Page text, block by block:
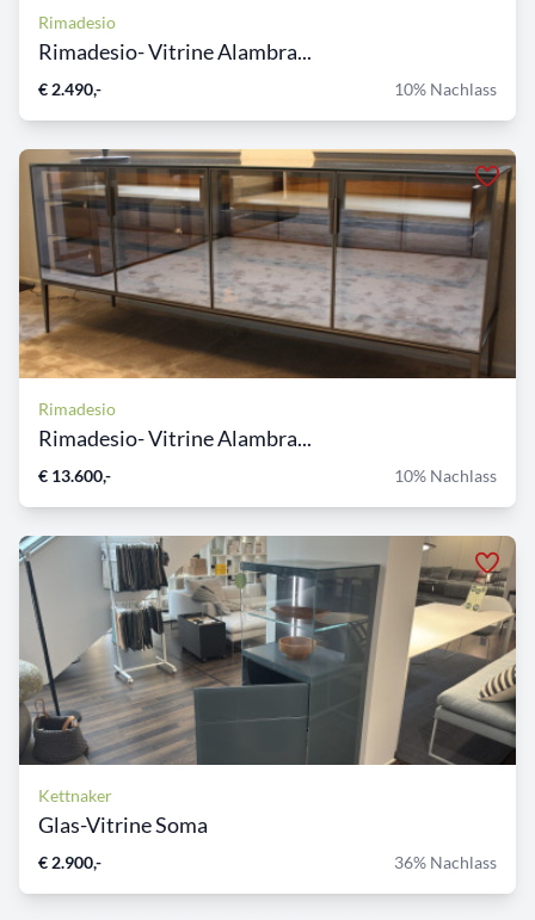
Rimadesio
Rimadesio- Vitrine Alambra...
€ 2.490,- 10% Nachlass
Rimadesio
Rimadesio- Vitrine Alambra...
€ 13.600,- 10% Nachlass
Kettnaker
Glas-Vitrine Soma
€ 2.900,- 36% Nachlass